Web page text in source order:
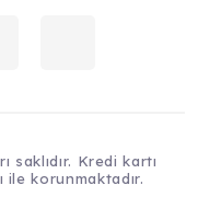
saklıdır. Kredi kartı
korunmaktadır.